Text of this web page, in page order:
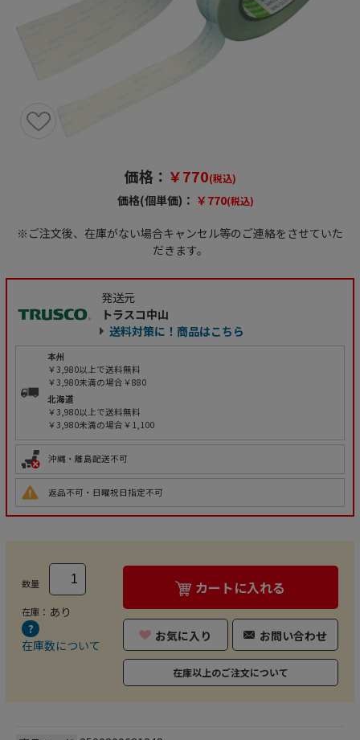
価格： ￥770(税込)
価格(個単価)： ￥770(税込)
※ご注文後、在庫がない場合キャンセル等のご連絡をさせていた
だきます。
発送元
トラスコ中山
送料対策に！商品はこちら
本州
￥3,980以上で送料無料
￥3,980未満の場合￥880
北海道
￥3,980以上で送料無料
￥3,980未満の場合￥1,100
沖縄・離島配送不可
返品不可・日曜祝日指定不可
数量
在庫： あり
在庫数について
カートに入れる
お気に入り お問い合わせ
在庫以上のご注文について